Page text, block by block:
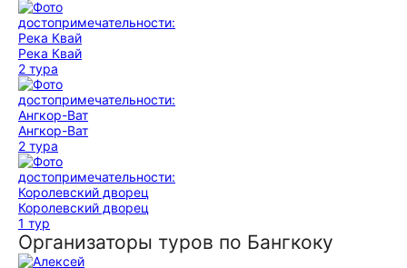
Река Квай
2 тура
Ангкор-Ват
2 тура
Королевский дворец
1 тур
Организаторы туров по Бангкоку